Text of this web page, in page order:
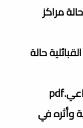
مراكز
حالة
وأثره في